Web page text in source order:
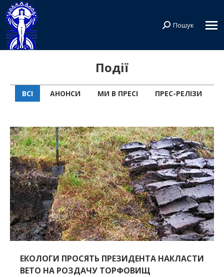
Search:
Пошук
Події
ВСІ АНОНСИ МИ В ПРЕСІ ПРЕС-РЕЛІЗИ
ЕКОЛОГИ ПРОСЯТЬ ПРЕЗИДЕНТА НАКЛАСТИ
ВЕТО НА РОЗДАЧУ ТОРФОВИЩ